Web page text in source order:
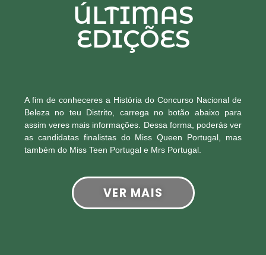
ÚLTIMAS
EDIÇÕES
A fim de conheceres a História do Concurso Nacional de
Beleza no teu Distrito, carrega no botão abaixo para
assim veres mais informações. Dessa forma, poderás ver
as candidatas finalistas do Miss Queen Portugal, mas
também do Miss Teen Portugal e Mrs Portugal.
VER MAIS